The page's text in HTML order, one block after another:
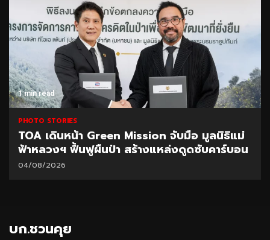
1 min read
PHOTO STORIES
TOA เดินหน้า Green Mission จับมือ มูลนิธิแม่
ฟ้าหลวงฯ ฟื้นฟูผืนป่า สร้างแหล่งดูดซับคาร์บอน
04/08/2026
บก.ชวนคุย